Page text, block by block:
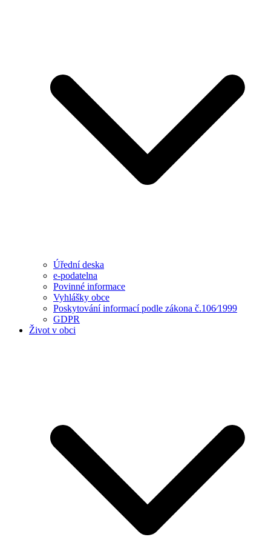
Úřední deska
e-podatelna
Povinné informace
Vyhlášky obce
Poskytování informací podle zákona č.106⁄1999
GDPR
Život v obci